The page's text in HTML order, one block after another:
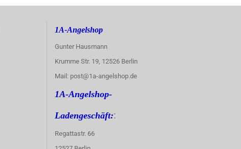
1A-Angelshop
Gunter Hausmann
Krumme Str. 19, 12526 Berlin
Mail: post@1a-angelshop.de
1A-Angelshop-
Ladengeschäft::
Regattastr. 66